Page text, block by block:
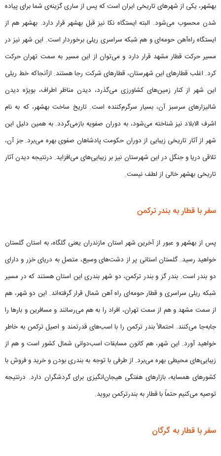
بهشهر، یکی از شهرهای تاریخی ایران است که پس از ساری گزینه‌ی شما برای پیاده
شدن محسوب می‌شود. البته ایستگاه نکا نیز قبل بهشهر قرار دارد. بهشهر هم از
ایستگاه راه‌آهن حومه‌ای و هم شبکه سراسری ریلی برخوردار است. این شهر نیز در
مسیر حرکت قطار مشهد قرار دارد و می‌توان از این مسیر به سمت تهران حرکت
کرد. اغلب قطارهای این شهرستان، قطارهای شرکت رجا هستند. ازآنجاکه خط ریلی
این شهر از کنار زمین‌های کشاورزی می‌گذرد، دیدن مناظر اطراف، بویژه دیدن
شالیزارهای سرسبز آن، بسیار سرگرم‌کننده است. تاریخ ساخت بهشهر، که به نام
اشرف الابلاد نیز شناخته می‌شود، به دوران صفویه بازمی‌گردد. به همین دلیل این
شهر از آثار تاریخی زیبایی از دوران حکومت پادشاهان صفوی بهره می‌برد. جز آن،
تلاقی دریا و جنگل در این شهرستان نیز بر زیبایی‌های می‌افزاید. درنتیجه دیدن آثار
تاریخی بهشهر خالی از لطف نیست.
سفر با قطار به بندر ترکمن
پس از بهشهر و عبور از آخرین شهر استان مازندران یعنی گلگاه، به استان گلستان
خواهید رسید. گلستان استانی پر از دشت‌های وسیع، متصل به دریای خزر و دارای
دو بندر است. بندر گز و بندر ترکمن، دو شهر بندری این استان هستند که در مسیر
شبکه ریلی سراسری و قطار حومه‌ای راه آهن شمال قرار گرفته‌اند. این دو شهر، هم
از سمت مشهد و هم از سمت تهران، افراد را به هم می‌رسانند و مسافرین و بارها را
جابه‌جا می‌کنند. احتمالاً بندر ترکمن را با اسب‌های قدرتمند و اصیل ترکمن به خاطر
خواهید آورد. این شهر، هم کانون مسابقات اسب‌دوانی شمال کشور است و هم از
زیبایی‌های محیطی بهره می‌برد. از طرفی با توجه به بندری بودن و خرید و فروش با
کشورهای همسایه، بازارهای هفتگی هیجان‌انگیزی برای گردشگران دارد. درنتیجه
توصیه می‌کنیم حتماً با قطار به بندرترکمن بروید.
سفر با قطار به گرگان